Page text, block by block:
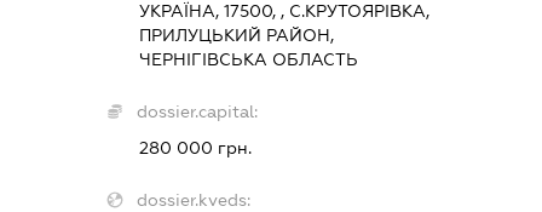
УКРАЇНА, 17500, , С.КРУТОЯРІВКА,
ПРИЛУЦЬКИЙ РАЙОН,
ЧЕРНІГІВСЬКА ОБЛАСТЬ
dossier.capital:
280 000 грн.
dossier.kveds: